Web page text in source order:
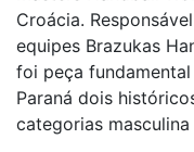
Croácia.
equipes Brazukas
foi peça
Paraná dois
categorias